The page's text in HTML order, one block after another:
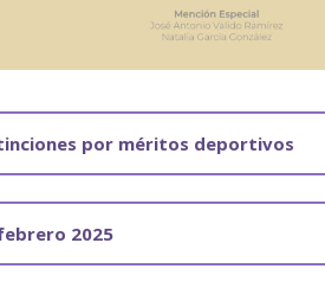
por méritos deportivos
2025